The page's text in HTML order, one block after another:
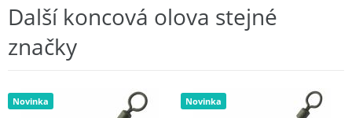
Další koncová olova stejné
značky
Novinka Novinka